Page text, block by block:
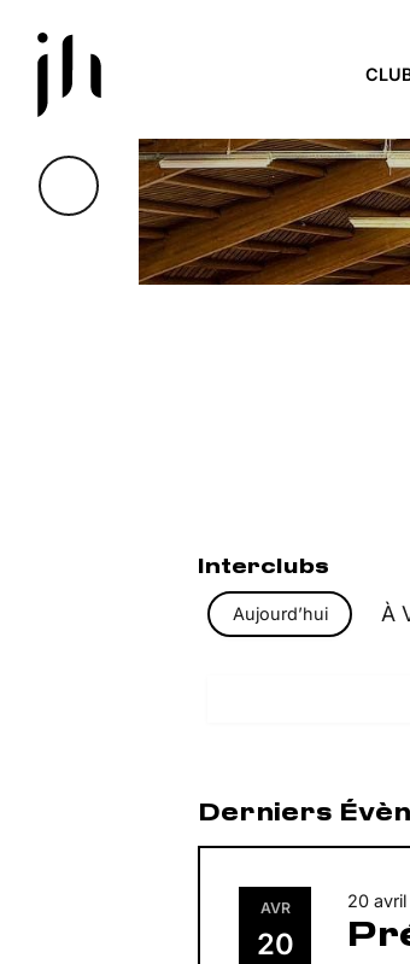
Skip to main content
Interclubs
Aujourd’hui À
Derniers
AVR
20
20